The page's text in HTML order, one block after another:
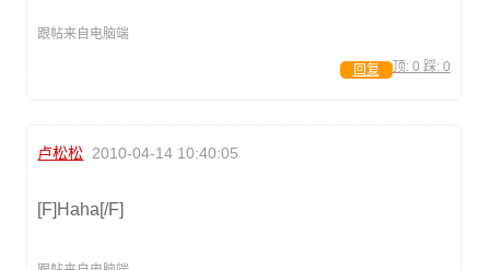
跟帖来自电脑端
顶: 0 踩: 0
回复
卢松松 2010-04-14 10:40:05
[F]Haha[/F]